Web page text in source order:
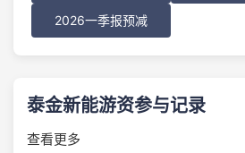
2026一季报预减
泰金新能游资参与记录
查看更多